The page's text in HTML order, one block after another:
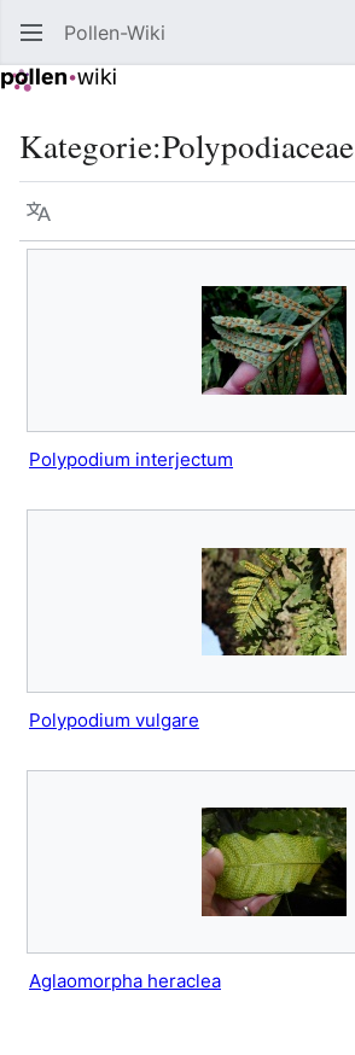
Pollen-Wiki
Kategorie:Polypodiaceae
Sprache
Polypodium interjectum
Polypodium vulgare
Aglaomorpha heraclea